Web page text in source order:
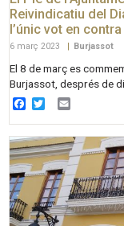
Reivindicatiu del
l’únic vot en
6 març 2023 | Burjassot
El 8 de març es
Burjassot, després de
Facebook
Twitter